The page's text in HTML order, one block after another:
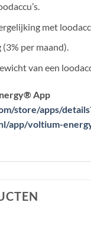
met
per maand).
van een
App
store/apps/
app/voltium-